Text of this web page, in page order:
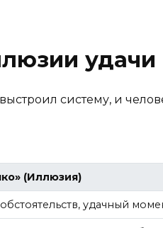
удачи
систему, и
(Иллюзия)
удачный